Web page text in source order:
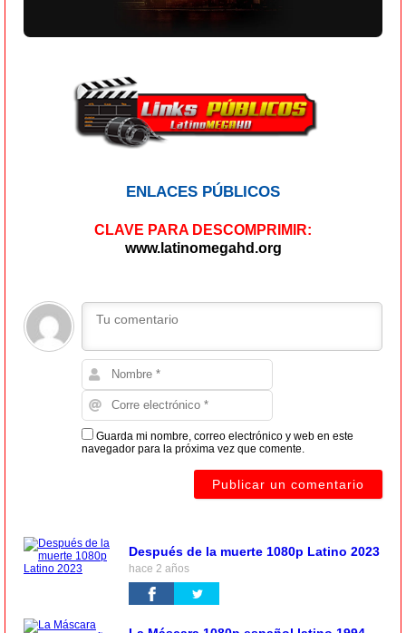
ENLACES PÚBLICOS
CLAVE PARA DESCOMPRIMIR:
www.latinomegahd.org
Guarda mi nombre, correo electrónico y web en este
navegador para la próxima vez que comente.
Después de la muerte 1080p Latino 2023
hace 2 años